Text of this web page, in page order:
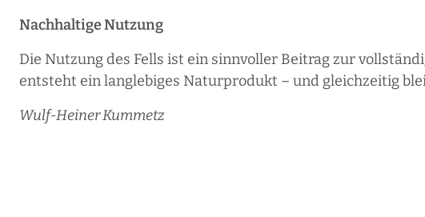
Nachhaltige Nutzung
Die Nutzung des Fells ist ein sinnvoller Beitrag zur
entsteht ein langlebiges Naturprodukt – und gleichzeitig
Wulf-Heiner Kummetz